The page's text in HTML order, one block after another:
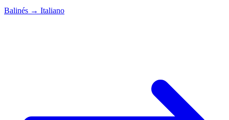
Balinés → Italiano